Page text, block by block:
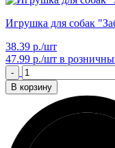
Игрушка для собак
38.39 р./шт
47.99 р./шт в
-
В корзину